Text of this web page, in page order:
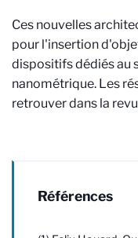
Ces nouvelles
pour l'insertion
dispositifs dédiés au
nanométrique. Les
retrouver dans la
Références